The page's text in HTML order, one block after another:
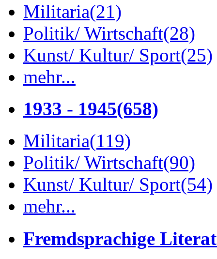
Militaria(21)
Politik/ Wirtschaft(28)
Kunst/ Kultur/ Sport(25)
mehr...
1933 - 1945(658)
Militaria(119)
Politik/ Wirtschaft(90)
Kunst/ Kultur/ Sport(54)
mehr...
Fremdsprachige